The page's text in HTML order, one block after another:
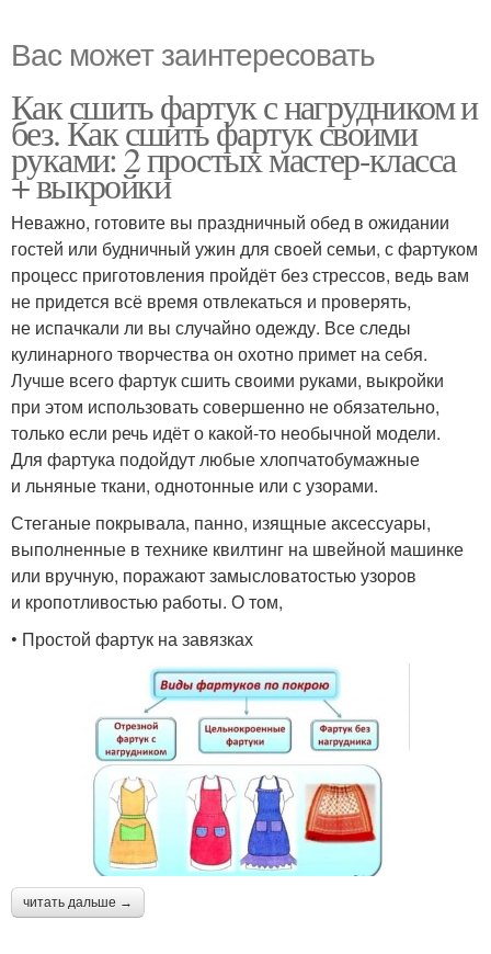
Вас может заинтересовать
Как сшить фартук с нагрудником и
без. Как сшить фартук своими
руками: 2 простых мастер-класса
+ выкройки
Неважно, готовите вы праздничный обед в ожидании
гостей или будничный ужин для своей семьи, с фартуком
процесс приготовления пройдёт без стрессов, ведь вам
не придется всё время отвлекаться и проверять,
не испачкали ли вы случайно одежду. Все следы
кулинарного творчества он охотно примет на себя.
Лучше всего фартук сшить своими руками, выкройки
при этом использовать совершенно не обязательно,
только если речь идёт о какой-то необычной модели.
Для фартука подойдут любые хлопчатобумажные
и льняные ткани, однотонные или с узорами.
Стеганые покрывала, панно, изящные аксессуары,
выполненные в технике квилтинг на швейной машинке
или вручную, поражают замысловатостью узоров
и кропотливостью работы. О том,
• Простой фартук на завязках
читать дальше →